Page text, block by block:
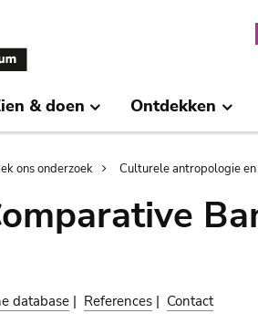
& doen Ontdekken
ons onderzoek Culturele antropologie en
database | References | Contact